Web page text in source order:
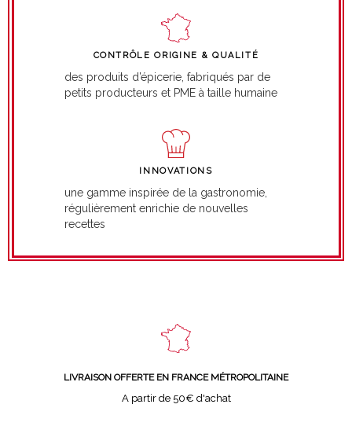
CONTRÔLE ORIGINE & QUALITÉ
des produits d’épicerie, fabriqués par de
petits producteurs et PME à taille humaine
INNOVATIONS
une gamme inspirée de la gastronomie,
régulièrement enrichie de nouvelles
recettes
LIVRAISON OFFERTE EN FRANCE MÉTROPOLITAINE
A partir de 50€ d'achat